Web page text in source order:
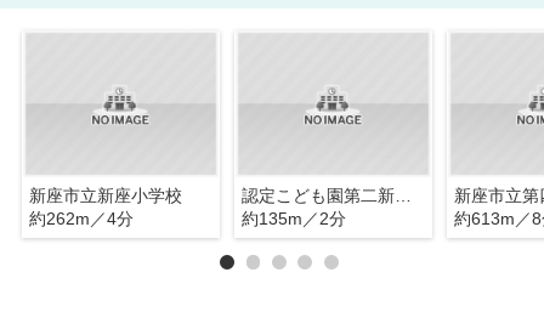
新座市立新座小学校
約262m／4分
認定こども園第二新座幼稚園
約135m／2分
新座市立第
約613m／